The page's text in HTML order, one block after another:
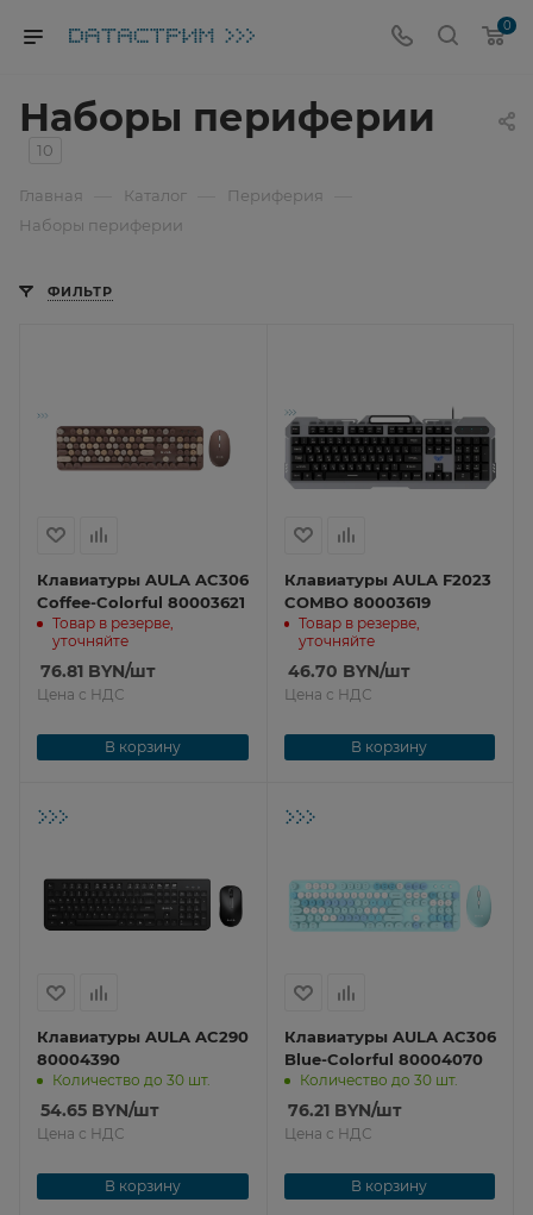
0
Наборы периферии
10
Главная Каталог Периферия
Наборы периферии
ФИЛЬТР
Клавиатуры AULA AC306
Coffee-Colorful 80003621
Товар в резерве,
уточняйте
76.81 BYN/шт
Цена с НДС
В корзину
Клавиатуры AULA F2023
COMBO 80003619
Товар в резерве,
уточняйте
46.70 BYN/шт
Цена с НДС
В корзину
Клавиатуры AULA AC290
80004390
Количество до 30 шт.
54.65 BYN/шт
Цена с НДС
В корзину
Клавиатуры AULA AC306
Blue-Colorful 80004070
Количество до 30 шт.
76.21BYN/шт
Цена с НДС
В корзину